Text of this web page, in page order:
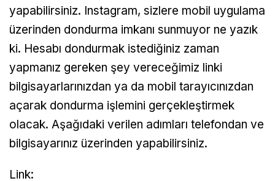
yapabilirsiniz. Instagram, sizlere mobil uygulama
üzerinden dondurma imkanı sunmuyor ne yazık
ki. Hesabı dondurmak istediğiniz zaman
yapmanız gereken şey vereceğimiz linki
bilgisayarlarınızdan ya da mobil tarayıcınızdan
açarak dondurma işlemini gerçekleştirmek
olacak. Aşağıdaki verilen adımları telefondan ve
bilgisayarınız üzerinden yapabilirsiniz.
Link: